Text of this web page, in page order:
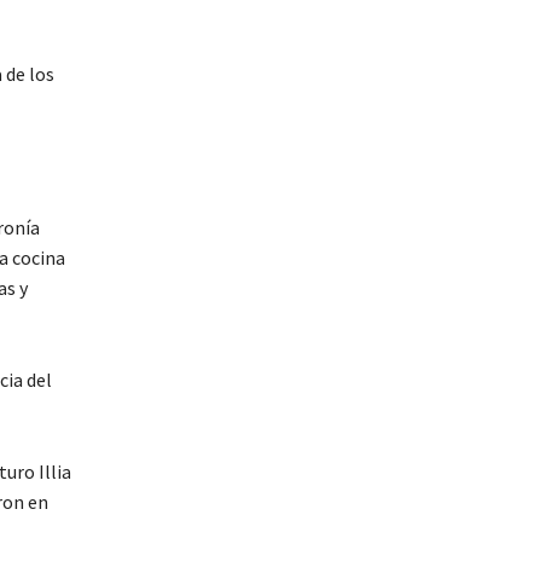
de los
cocina
y
del
Illia
en